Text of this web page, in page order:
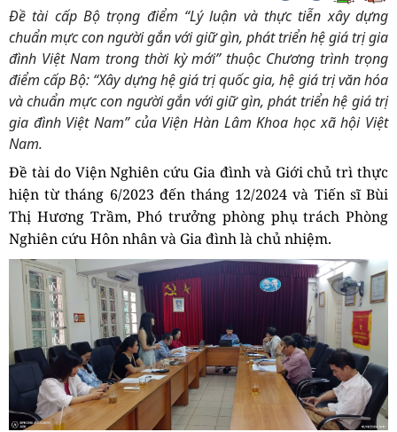
Đề tài cấp Bộ trọng điểm “Lý luận và thực tiễn xây dựng
chuẩn mực con người gắn với giữ gìn, phát triển hệ giá trị gia
đình Việt Nam trong thời kỳ mới” thuộc Chương trình trọng
điểm cấp Bộ: “Xây dựng hệ giá trị quốc gia, hệ giá trị văn hóa
và chuẩn mực con người gắn với giữ gìn, phát triển hệ giá trị
gia đình Việt Nam” của Viện Hàn Lâm Khoa học xã hội Việt
Nam.
Đề tài do Viện Nghiên cứu Gia đình và Giới chủ trì thực
hiện từ tháng 6/2023 đến tháng 12/2024 và Tiến sĩ Bùi
Thị Hương Trầm, Phó trưởng phòng phụ trách Phòng
Nghiên cứu Hôn nhân và Gia đình là chủ nhiệm.